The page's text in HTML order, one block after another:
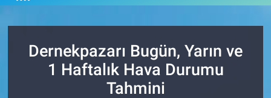
Dernekpazarı Bugün, Yarın ve
1 Haftalık Hava Durumu
Tahmini
İlanlar
Köşe Yazarları
Haber Arşivi